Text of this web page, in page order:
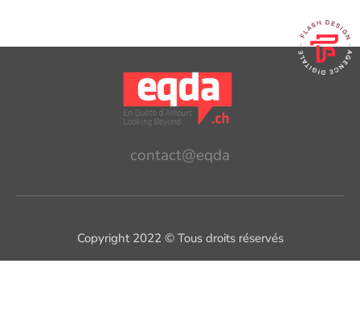
contact@eqda
Copyright 2022 © Tous droits réservés